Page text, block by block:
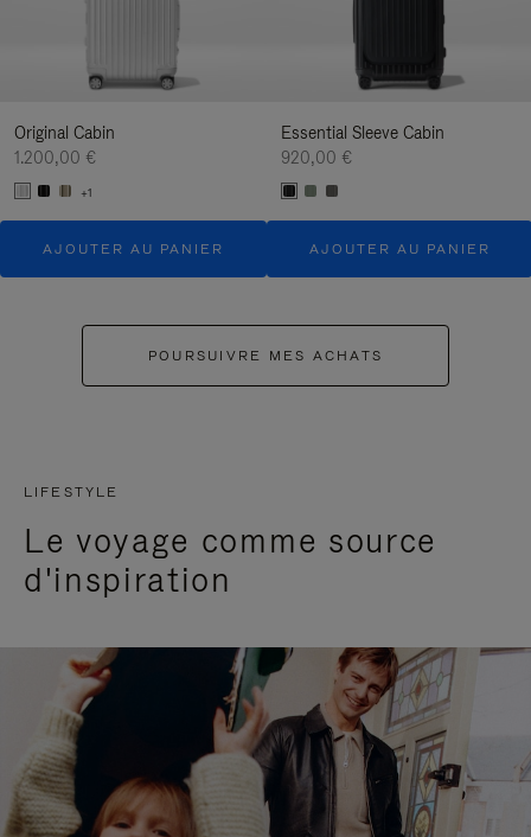
Original Cabin
1.200,00 €
+1
AJOUTER AU PANIER
Essential Sleeve Cabin
920,00 €
AJOUTER AU PANIER
POURSUIVRE MES ACHATS
LIFESTYLE
Le voyage comme source
d'inspiration